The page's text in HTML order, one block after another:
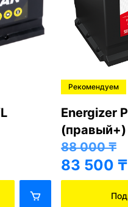
Рекомендуем
Energizer
(правый+)
88 000₸
83 500 ₸